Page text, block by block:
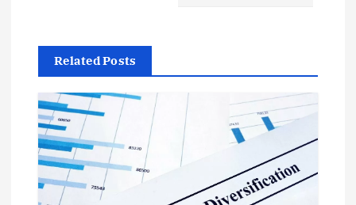
g
a
t
Related Posts